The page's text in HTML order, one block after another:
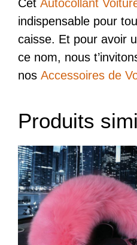
Cet Autocollant
indispensable pour
caisse. Et pour avoir
ce nom, nous
nos Accessoires de
Produits